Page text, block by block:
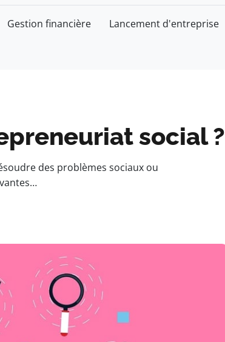
Gestion financière Lancement d'entreprise
social ?
des problèmes sociaux ou